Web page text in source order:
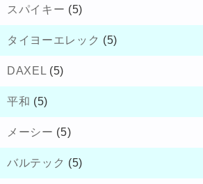
スパイキー (5)
タイヨーエレック (5)
DAXEL (5)
平和 (5)
メーシー (5)
バルテック (5)